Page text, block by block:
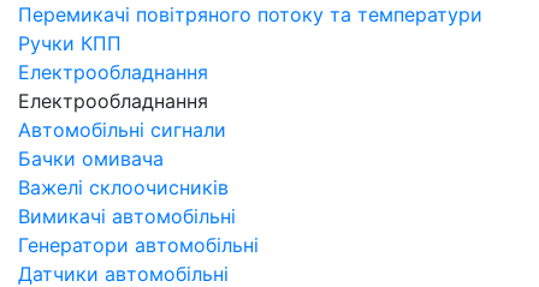
Перемикачі повітряного потоку та температури
Ручки КПП
Електрообладнання
Електрообладнання
Автомобільні сигнали
Бачки омивача
Важелі склоочисників
Вимикачі автомобільні
Генератори автомобільні
Датчики автомобільні